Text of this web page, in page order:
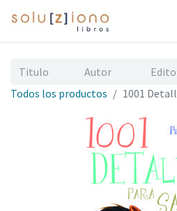
Todos los productos 1001